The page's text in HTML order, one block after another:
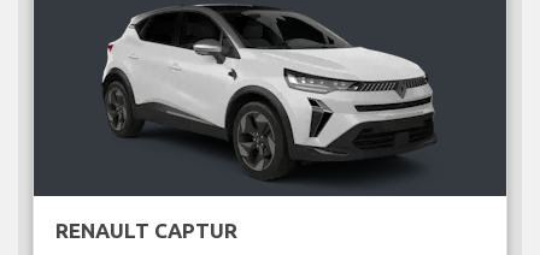
RENAULT CAPTUR